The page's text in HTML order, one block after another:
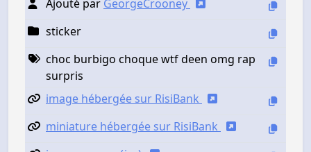
Ajouté par GeorgeCrooney
sticker
choc burbigo choque wtf deen omg rap
surpris
image hébergée sur RisiBank
miniature hébergée sur RisiBank